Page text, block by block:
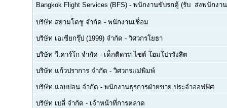
Bangkok Flight Services (BFS) - พนักงานขับรถตู้ (รับ  ส่งพนักงา
บริษัท สยามโตชู จำกัด - พนักงานเชื่อม
บริษัท เอเซียกรุ๊ป (1999) จำกัด - วิศวกรโยธา
บริษัท วี.คาร์โก จำกัด - เด็กติดรถ ไซต์ โฮมโปรรังสิต
บริษัท แก้วปราการ จำกัด - วิศวกรแม่พิมพ์
บริษัท แอบปอน จำกัด - พนักงานธุรการฝ่ายขาย ประจำออฟฟิศ
บริษัท เบลี่ จำกัด - เจ้าหน้าที่การตลาด